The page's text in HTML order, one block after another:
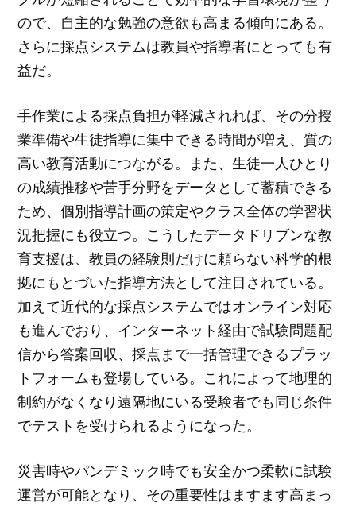
ので、自主的な勉強の意欲も高まる傾向にある。
さらに採点システムは教員や指導者にとっても有
益だ。
手作業による採点負担が軽減されれば、その分授
業準備や生徒指導に集中できる時間が増え、質の
高い教育活動につながる。また、生徒一人ひとり
の成績推移や苦手分野をデータとして蓄積できる
ため、個別指導計画の策定やクラス全体の学習状
況把握にも役立つ。こうしたデータドリブンな教
育支援は、教員の経験則だけに頼らない科学的根
拠にもとづいた指導方法として注目されている。
加えて近代的な採点システムではオンライン対応
も進んでおり、インターネット経由で試験問題配
信から答案回収、採点まで一括管理できるプラッ
トフォームも登場している。これによって地理的
制約がなくなり遠隔地にいる受験者でも同じ条件
でテストを受けられるようになった。
災害時やパンデミック時でも安全かつ柔軟に試験
運営が可能となり、その重要性はますます高まっ